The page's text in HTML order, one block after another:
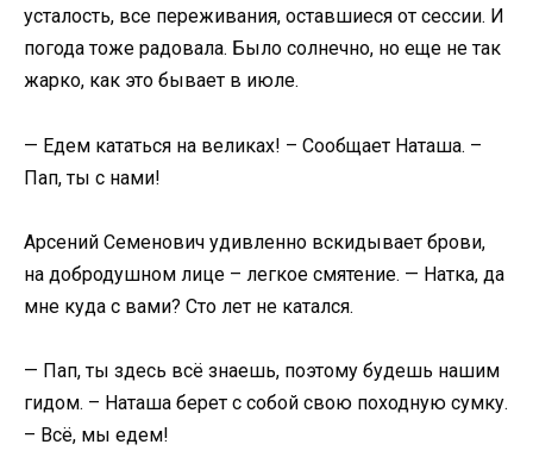
усталость, все переживания, оставшиеся от сессии. И
погода тоже радовала. Было солнечно, но еще не так
жарко, как это бывает в июле.
— Едем кататься на великах! – Сообщает Наташа. –
Пап, ты с нами!
Арсений Семенович удивленно вскидывает брови,
на добродушном лице – легкое смятение. — Натка, да
мне куда с вами? Сто лет не катался.
— Пап, ты здесь всё знаешь, поэтому будешь нашим
гидом. – Наташа берет с собой свою походную сумку.
– Всё, мы едем!